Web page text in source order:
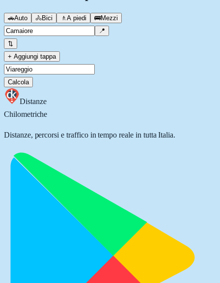
🚗Auto 🚴Bici 🚶 A piedi 🚌Mezzi
📍
⇅
+ Aggiungi tappa
Calcola
Distanze
Chilometriche
Distanze, percorsi e traffico in tempo reale in tutta Italia.